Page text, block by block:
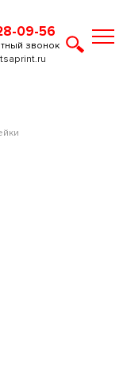
09-56
звонок